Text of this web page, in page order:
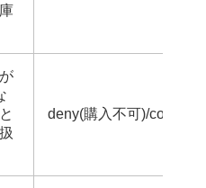
deny(購入不可)/